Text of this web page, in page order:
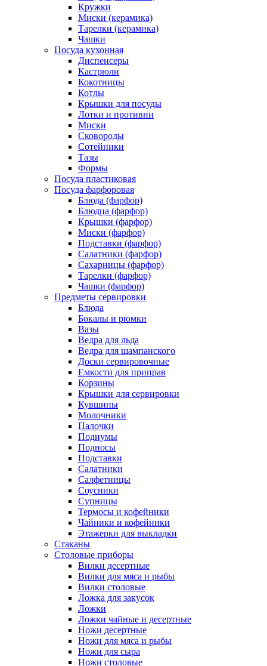
Кружки
Миски (керамика)
Тарелки (керамика)
Чашки
Посуда кухонная
Диспенсеры
Кастрюли
Кокотницы
Котлы
Крышки для посуды
Лотки и противни
Миски
Сковороды
Сотейники
Тазы
Формы
Посуда пластиковая
Посуда фарфоровая
Блюда (фарфор)
Блюдца (фарфор)
Крышки (фарфор)
Миски (фарфор)
Подставки (фарфор)
Салатники (фарфор)
Сахарницы (фарфор)
Тарелки (фарфор)
Чашки (фарфор)
Предметы сервировки
Блюда
Бокалы и рюмки
Вазы
Ведра для льда
Ведра для шампанского
Доски сервировочные
Емкости для приправ
Корзины
Крышки для сервировки
Кувшины
Молочники
Палочки
Подиумы
Подносы
Подставки
Салатники
Салфетницы
Соусники
Супницы
Термосы и кофейники
Чайники и кофейники
Этажерки для выкладки
Стаканы
Столовые приборы
Вилки десертные
Вилки для мяса и рыбы
Вилки столовые
Ложка для закусок
Ложки
Ложки чайные и десертные
Ножи десертные
Ножи для мяса и рыбы
Ножи для сыра
Ножи столовые